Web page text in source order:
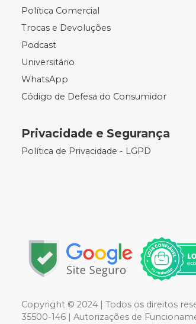
Política Comercial
Trocas e Devoluções
Podcast
Universitário
WhatsApp
Código de Defesa do Consumidor
Privacidade e Segurança
Política de Privacidade - LGPD
Copyright © 2024 | Todos os direitos
35500-146 | Autorizações de